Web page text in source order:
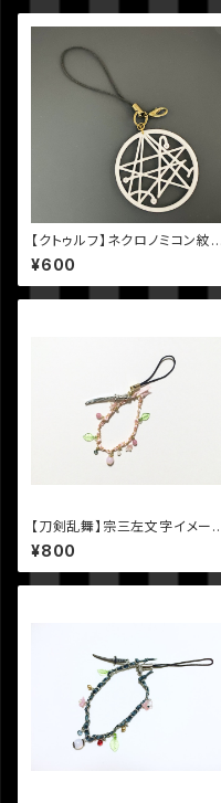
【クトゥルフ】ネクロノミコン紋章
のストラップ
¥600
【刀剣乱舞】宗三左文字イメー
ストラップ
¥800